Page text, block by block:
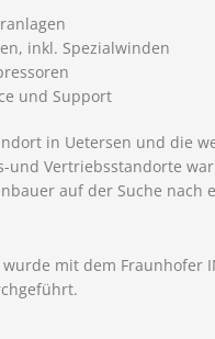
inkl. Spezialwinden
und Support
in Uetersen und die
und Vertriebsstandorte
auf der Suche nach
wurde mit dem Fraunhofer